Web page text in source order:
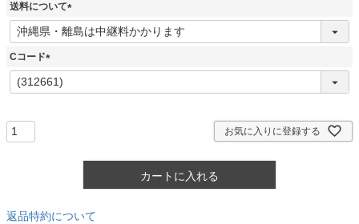
須
送料について
(
必
Cコード
(
必
お気に入りに登録する
カートに入れる
返品特約について